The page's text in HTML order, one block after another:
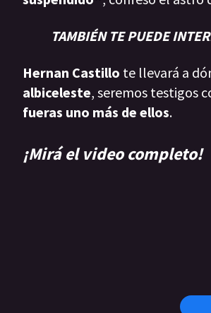
TAMBIÉN TE PUEDE
Hernan Castillo te llevará a
albiceleste, seremos testigos
fueras uno más de ellos.
¡Mirá el video completo!